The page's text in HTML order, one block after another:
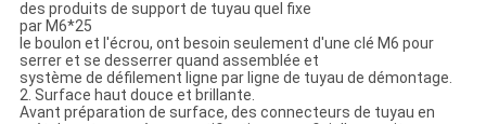
des produits de support de tuyau quel fixe
par M6*25
le boulon et l'écrou, ont besoin seulement d'une clé M6 pour
serrer et se desserrer quand assemblée et
système de défilement ligne par ligne de tuyau de démontage.
2. Surface haut douce et brillante.
Avant préparation de surface, des connecteurs de tuyau en